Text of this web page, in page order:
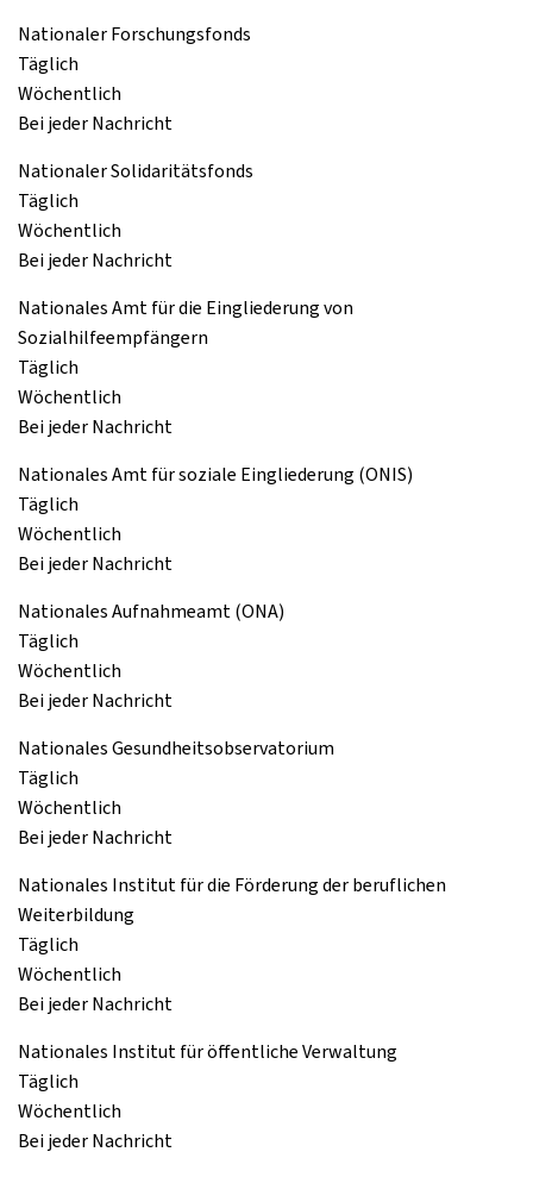
Nationaler Forschungsfonds
Täglich
Wöchentlich
Bei jeder Nachricht
Nationaler Solidaritätsfonds
Täglich
Wöchentlich
Bei jeder Nachricht
Nationales Amt für die Eingliederung von
Sozialhilfeempfängern
Täglich
Wöchentlich
Bei jeder Nachricht
Nationales Amt für soziale Eingliederung (ONIS)
Täglich
Wöchentlich
Bei jeder Nachricht
Nationales Aufnahmeamt (ONA)
Täglich
Wöchentlich
Bei jeder Nachricht
Nationales Gesundheitsobservatorium
Täglich
Wöchentlich
Bei jeder Nachricht
Nationales Institut für die Förderung der beruflichen
Weiterbildung
Täglich
Wöchentlich
Bei jeder Nachricht
Nationales Institut für öffentliche Verwaltung
Täglich
Wöchentlich
Bei jeder Nachricht